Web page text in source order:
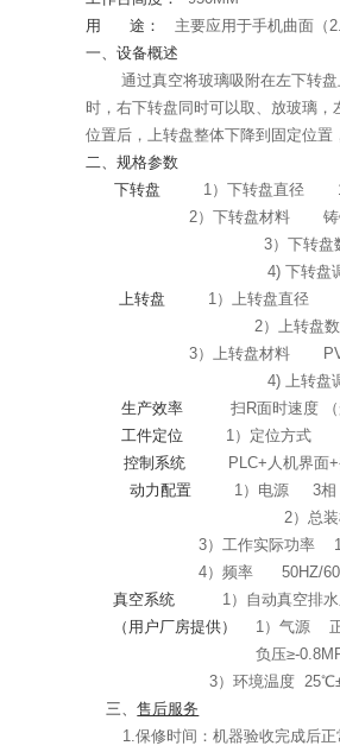
用
途：
主要应用于手机曲面（
一、设备概述
通过真空将玻璃吸附在左下转
时，右下转盘同时可以取、放玻璃
位置后，上转盘整体下降到固定位置
二、规格参数
下转盘 1）下转盘直径
2）下转盘材料
3）下转盘
4) 下转盘
上转盘 1）上转盘直径
2）上转盘
3）上转盘材料
4) 上转盘
生产效率
扫 R面时速度 （
工件定位
1）定位方式
控制系统
PLC+人机界面+
动力配置
1）电源 3相
2）总
3）工作实际功率
4）频率 50HZ/
真空系统
1）自动真空排
（用户厂房提供）
1）气源
负压≥-
3）环境温度 25
三、售后服务
1.保修时间：机器验收完成后